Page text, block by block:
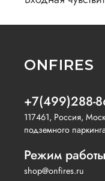
ONFIRES
+7(499)288-
117461, Россия,
подземного
Режим
shop@onfires.ru